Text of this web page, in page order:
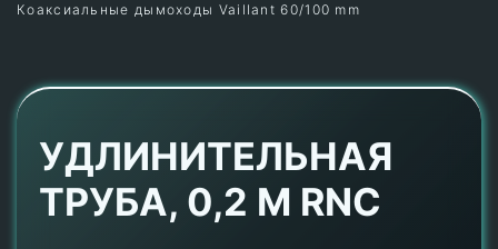
Коаксиальные дымоходы Vaillant 60/100 mm
УДЛИНИТЕЛЬНАЯ
ТРУБА, 0,2 М RNC